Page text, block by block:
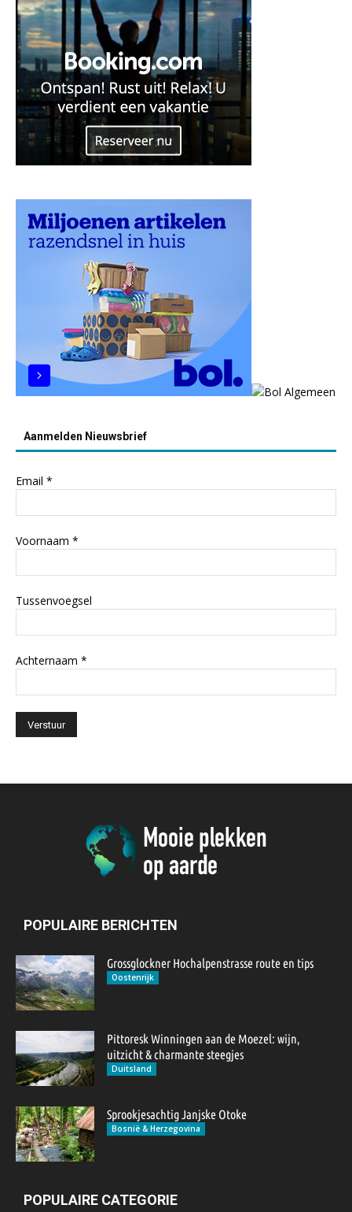
Aanmelden Nieuwsbrief
Email *
Voornaam *
Tussenvoegsel
Achternaam *
POPULAIRE BERICHTEN
Grossglockner Hochalpenstrasse route en tips
Oostenrijk
Pittoresk Winningen aan de Moezel: wijn,
uitzicht & charmante steegjes
Duitsland
Sprookjesachtig Janjske Otoke
Bosnië & Herzegovina
POPULAIRE CATEGORIE